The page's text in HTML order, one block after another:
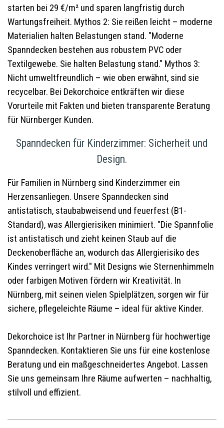
starten bei 29 €/m² und sparen langfristig durch
Wartungsfreiheit. Mythos 2: Sie reißen leicht – moderne
Materialien halten Belastungen stand. "Moderne
Spanndecken bestehen aus robustem PVC oder
Textilgewebe. Sie halten Belastung stand." Mythos 3:
Nicht umweltfreundlich – wie oben erwähnt, sind sie
recycelbar. Bei Dekorchoice entkräften wir diese
Vorurteile mit Fakten und bieten transparente Beratung
für Nürnberger Kunden.
Spanndecken für Kinderzimmer: Sicherheit und
Design.
Für Familien in Nürnberg sind Kinderzimmer ein
Herzensanliegen. Unsere Spanndecken sind
antistatisch, staubabweisend und feuerfest (B1-
Standard), was Allergierisiken minimiert. "Die Spannfolie
ist antistatisch und zieht keinen Staub auf die
Deckenoberfläche an, wodurch das Allergierisiko des
Kindes verringert wird." Mit Designs wie Sternenhimmeln
oder farbigen Motiven fördern wir Kreativität. In
Nürnberg, mit seinen vielen Spielplätzen, sorgen wir für
sichere, pflegeleichte Räume – ideal für aktive Kinder.
Dekorchoice ist Ihr Partner in Nürnberg für hochwertige
Spanndecken. Kontaktieren Sie uns für eine kostenlose
Beratung und ein maßgeschneidertes Angebot. Lassen
Sie uns gemeinsam Ihre Räume aufwerten – nachhaltig,
stilvoll und effizient.